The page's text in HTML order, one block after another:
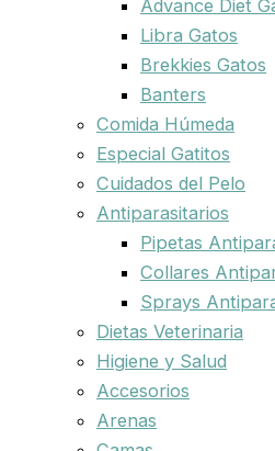
Advance Diet
Libra Gatos
Brekkies Gatos
Banters
Comida Húmeda
Especial Gatitos
Cuidados del Pelo
Antiparasitarios
Pipetas
Collares
Sprays
Dietas Veterinaria
Higiene y Salud
Accesorios
Arenas